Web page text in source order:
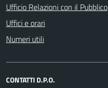
Ufficio Relazioni con il Pubblico
Uffici e orari
Numeri utili
CONTATTI D.P.O.